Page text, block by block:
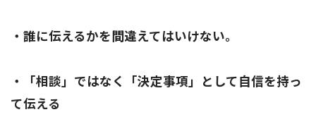
・誰に伝えるかを間違えてはいけない。
・「相談」ではなく「決定事項」として自信を持っ
て伝える